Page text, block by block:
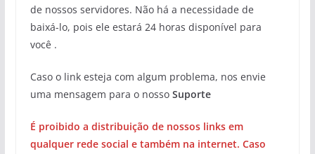
de nossos servidores. Não há a necessidade de
baixá-lo, pois ele estará 24 horas disponível para
você .
Caso o link esteja com algum problema, nos envie
uma mensagem para o nosso Suporte
É proibido a distribuição de nossos links em
qualquer rede social e também na internet. Caso